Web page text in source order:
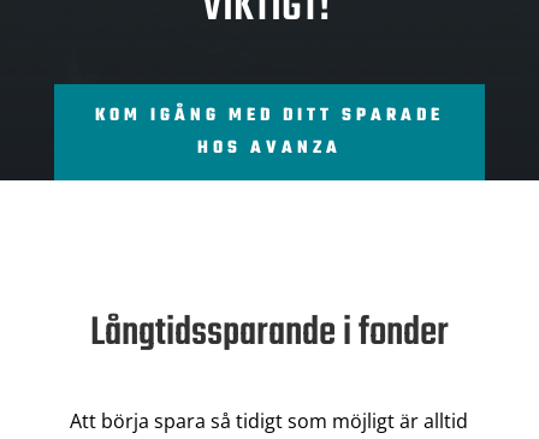
KOM IGÅNG MED DITT SPARADE
HOS AVANZA
Långtidssparande i fonder
Att börja spara så tidigt som möjligt är alltid